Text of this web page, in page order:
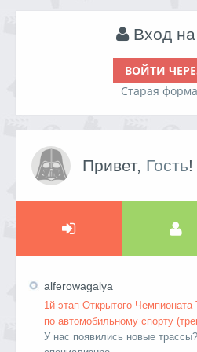
Вход на
ВОЙТИ
Старая
Привет, Гость!
alferowagalya
1й этап Открытого
по автомобильному спорту
У нас появились новые